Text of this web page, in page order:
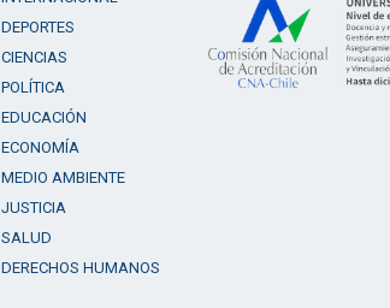
DEPORTES
CIENCIAS
POLÍTICA
EDUCACIÓN
ECONOMÍA
MEDIO AMBIENTE
JUSTICIA
SALUD
DERECHOS HUMANOS